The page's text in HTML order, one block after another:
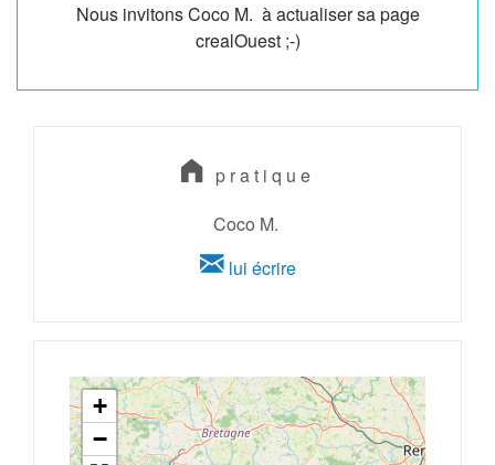
Nous invitons Coco M. à actualiser sa page
crealOuest ;-)
pratique
Coco M.
lui écrire
+
−